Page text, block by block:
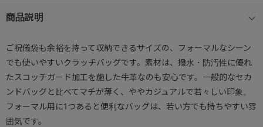
商品説明
ご祝儀袋も余裕を持って収納できるサイズの、フォーマルなシーン
でも使いやすいクラッチバッグです。素材は、撥水・防汚性に優れ
たスコッチガード加工を施した牛革なのも安心です。一般的なセカ
ンドバッグと比べてマチが薄く、ややカジュアルで若々しい印象。
フォーマル用に1つあると便利なバッグは、若い方でも持ちやすい雰
囲気です。